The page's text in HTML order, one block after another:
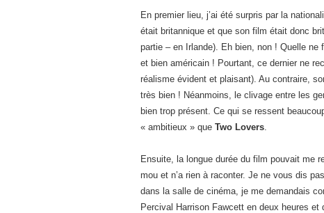
En premier lieu, j’ai été surpris par la
était britannique et que son film était donc
partie – en Irlande). Eh bien, non ! Quelle ne
et bien américain ! Pourtant, ce dernier ne
réalisme évident et plaisant). Au contraire,
très bien ! Néanmoins, le clivage entre les
bien trop présent. Ce qui se ressent
« ambitieux » que Two Lovers
Ensuite, la longue durée du film pouvait me
mou et n’a rien à raconter. Je ne vous dis
dans la salle de cinéma, je me demandais
Percival Harrison Fawcett en deux heures et